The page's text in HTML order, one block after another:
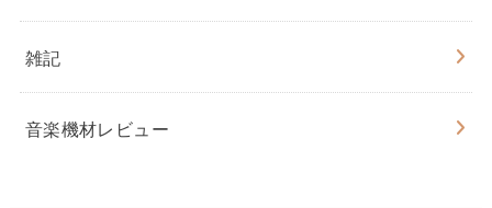
雑記
音楽機材レビュー